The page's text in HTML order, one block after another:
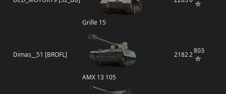
Grille 15
Dimas__51 [BROFL]
AMX 13 105
21822803